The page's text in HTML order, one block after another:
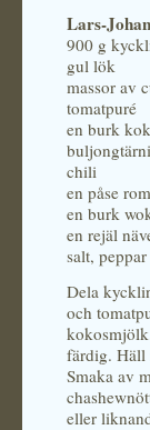
Lars-
900 g
gul lök
massor av
tomatpuré
en burk
chili
en påse
en burk
en rejäl
salt, peppar
Dela
och
färdig. Häll
Smaka av
eller